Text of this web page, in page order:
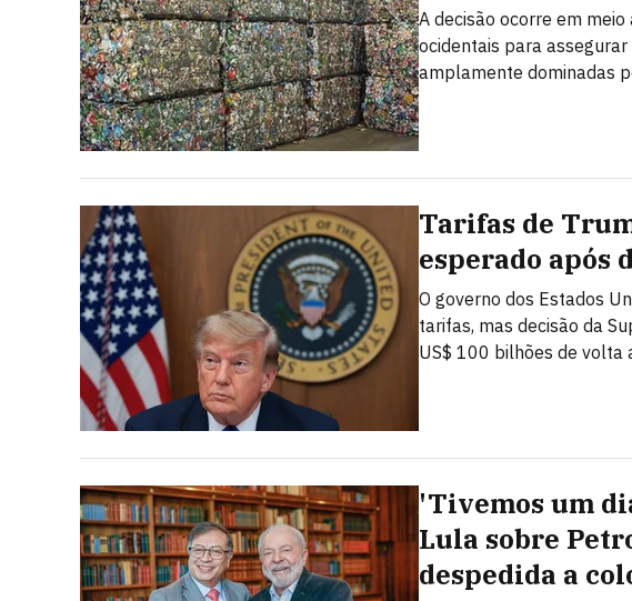
A decisão ocorre em
ocidentais para
amplamente dominadas
Tarifas de
esperado após
O governo dos Estados
tarifas, mas decisão da
US$ 100 bilhões de volta
'Tivemos um
Lula sobre
despedida a